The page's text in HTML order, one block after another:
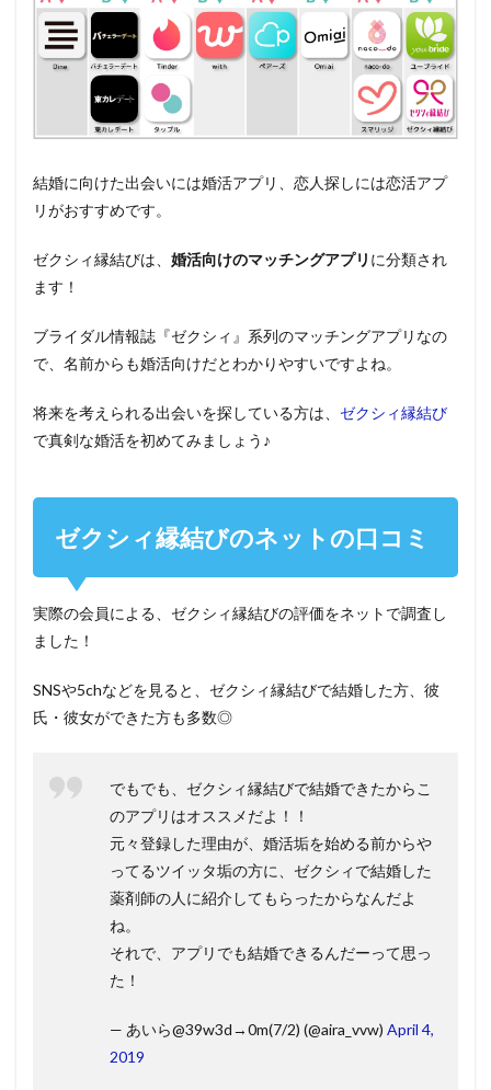
結婚に向けた出会いには婚活アプリ、恋人探しには恋活アプ
リがおすすめです。
ゼクシィ縁結びは、 婚活向けのマッチングアプリ に分類され
ます！
ブライダル情報誌『ゼクシィ』系列のマッチングアプリなの
で、名前からも婚活向けだとわかりやすいですよね。
将来を考えられる出会いを探している方は、 ゼクシィ縁結び
で真剣な婚活を初めてみましょう♪
ゼクシィ縁結びのネットの口コミ
実際の会員による、ゼクシィ縁結びの評価をネットで調査し
ました！
SNSや5chなどを見ると、ゼクシィ縁結びで結婚した方、彼
氏・彼女ができた方も多数◎
でもでも、ゼクシィ縁結びで結婚できたからこ
のアプリはオススメだよ！！
元々登録した理由が、婚活垢を始める前からや
ってるツイッタ垢の方に、ゼクシィで結婚した
薬剤師の人に紹介してもらったからなんだよ
ね。
それで、アプリでも結婚できるんだーって思っ
た！
— あいら@39w3d→0m(7/2) (@aira_vvw) April 4,
2019